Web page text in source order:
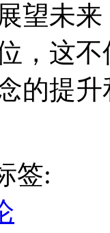
望未
，这
的提
签: